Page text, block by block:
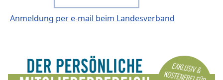
Anmeldung per e-mail beim Landesverband